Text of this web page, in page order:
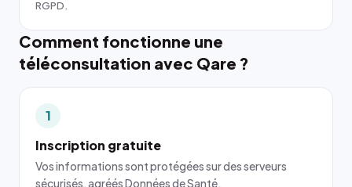
RGPD.
Comment fonctionne une
téléconsultation avec Qare ?
1
Inscription gratuite
Vos informations sont protégées sur des serveurs
sécurisés, agréés Données de Santé.